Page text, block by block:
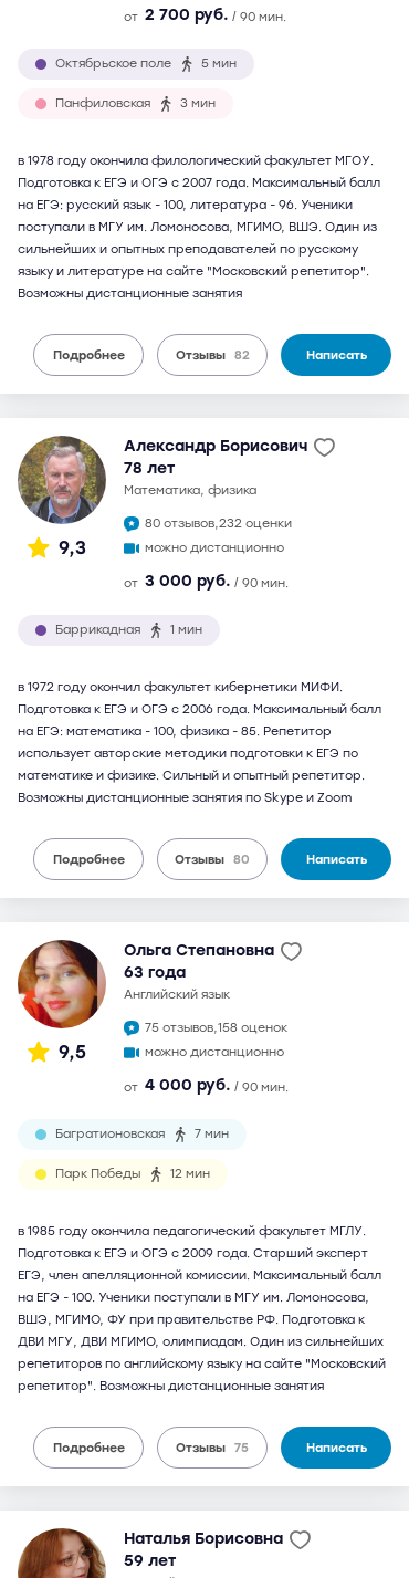
от 2 700 руб. / 90 мин.
Октябрьское поле 5 мин
Панфиловская 3 мин
в 1978 году окончила филологический факультет МГОУ.
Подготовка к ЕГЭ и ОГЭ с 2007 года. Максимальный балл
на ЕГЭ: русский язык - 100, литература - 96. Ученики
поступали в МГУ им. Ломоносова, МГИМО, ВШЭ. Один из
сильнейших и опытных преподавателей по русскому
языку и литературе на сайте "Московский репетитор".
Возможны дистанционные занятия
Подробнее Отзывы 82 Написать
9,3
Александр Борисович
78 лет
математика, физика
80 отзывов,232 оценки
можно дистанционно
от 3 000 руб. / 90 мин.
Баррикадная 1 мин
в 1972 году окончил факультет кибернетики МИФИ.
Подготовка к ЕГЭ и ОГЭ с 2006 года. Максимальный балл
на ЕГЭ: математика - 100, физика - 85. Репетитор
использует авторские методики подготовки к ЕГЭ по
математике и физике. Сильный и опытный репетитор.
Возможны дистанционные занятия по Skype и Zoom
Подробнее Отзывы 80 Написать
9,5
Ольга Степановна
63 года
английский язык
75 отзывов,158 оценок
можно дистанционно
от 4 000 руб. / 90 мин.
Багратионовская 7 мин
Парк Победы 12 мин
в 1985 году окончила педагогический факультет МГЛУ.
Подготовка к ЕГЭ и ОГЭ с 2009 года. Старший эксперт
ЕГЭ, член апелляционной комиссии. Максимальный балл
на ЕГЭ - 100. Ученики поступали в МГУ им. Ломоносова,
ВШЭ, МГИМО, ФУ при правительстве РФ. Подготовка к
ДВИ МГУ, ДВИ МГИМО, олимпиадам. Один из сильнейших
репетиторов по английскому языку на сайте "Московский
репетитор". Возможны дистанционные занятия
Подробнее Отзывы 75 Написать
Наталья Борисовна
59 лет